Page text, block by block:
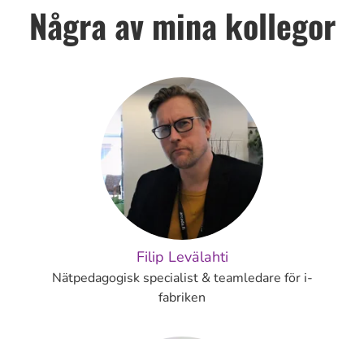
Några av mina kollegor
Filip Levälahti
Nätpedagogisk specialist & teamledare för i-
fabriken